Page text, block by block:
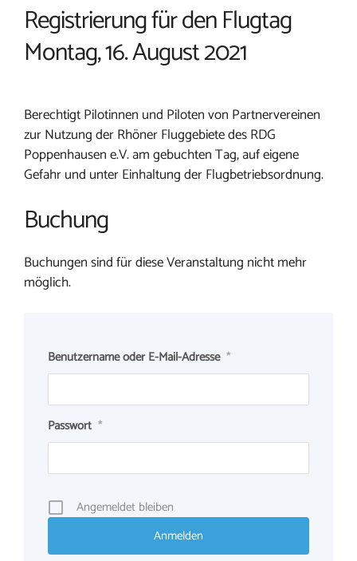
Registrierung für den Flugtag
Montag, 16. August 2021
Berechtigt Pilotinnen und Piloten von Partnervereinen
zur Nutzung der Rhöner Fluggebiete des RDG
Poppenhausen e.V. am gebuchten Tag, auf eigene
Gefahr und unter Einhaltung der Flugbetriebsordnung.
Buchung
Buchungen sind für diese Veranstaltung nicht mehr
möglich.
Benutzername oder E-Mail-Adresse *
Passwort *
Angemeldet bleiben